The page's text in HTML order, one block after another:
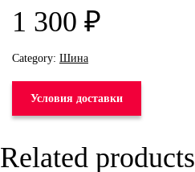
1 300 ₽
Category: Шина
Условия доставки
Related products